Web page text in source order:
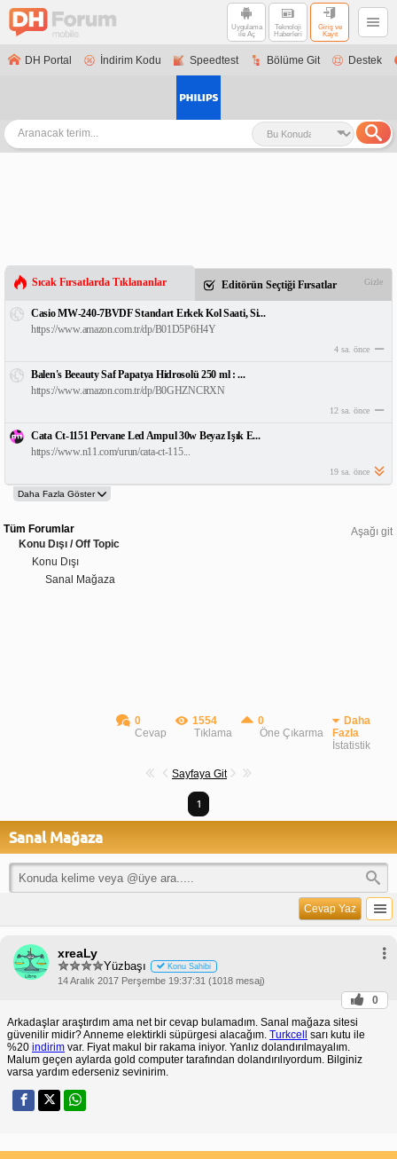
Uygulama
ile Aç
Teknoloji
Haberleri
Giriş ve
Kayıt
DH Portal İndirim Kodu Speedtest Bölüme Git Destek
Sıcak Fırsatlarda Tıklananlar Editörün Seçtiği Fırsatlar Gizle
Casio MW-240-7BVDF Standart Erkek Kol Saati, Si...
https://www.amazon.com.tr/dp/B01D5P6H4Y
4 sa. önce
Balen's Beeauty Saf Papatya Hidrosolü 250 ml : ...
https://www.amazon.com.tr/dp/B0GHZNCRXN
12 sa. önce
Cata Ct-1151 Pervane Led Ampul 30w Beyaz Işık E...
https://www.n11.com/urun/cata-ct-115...
19 sa. önce
Aşağı git
Tüm Forumlar
Konu Dışı / Off Topic
Konu Dışı
Sanal Mağaza
0
Cevap
1554
Tıklama
0
Öne Çıkarma
Daha
Fazla
İstatistik
Sayfaya Git
1
Sanal Mağaza
Cevap Yaz
xreaLy
Yüzbaşı Konu Sahibi
14 Aralık 2017 Perşembe 19:37:31 (1018 mesaj)
0
Arkadaşlar araştırdım ama net bir cevap bulamadım. Sanal mağaza sitesi
güvenilir midir? Anneme elektirkli süpürgesi alacağım. Turkcell sarı kutu ile
%20 indirim var. Fiyat makul bir rakama iniyor. Yanlız dolandırılmayalım.
Malum geçen aylarda gold computer tarafından dolandırılıyordum. Bilginiz
varsa yardım ederseniz sevinirim.